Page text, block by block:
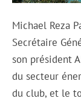
Michael Reza
Secrétaire
son président
du secteur
du club, et le